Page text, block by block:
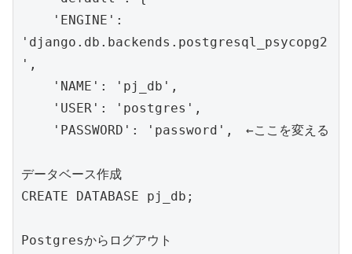
'django.db.backends.postgresql_psycopg2
',
データベース作成
CREATE DATABASE pj_db;
Postgresからログアウト